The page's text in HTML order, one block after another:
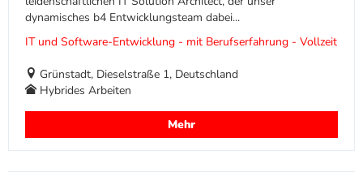
dynamisches b4 Entwicklungsteam dabei...
IT und Software-Entwicklung - mit Berufserfahrung - Vollzeit
Grünstadt, Dieselstraße 1, Deutschland
Hybrides Arbeiten
Mehr